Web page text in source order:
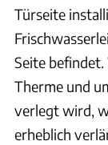
Türseite
Seite
Therme und
verlegt wird,
erheblich